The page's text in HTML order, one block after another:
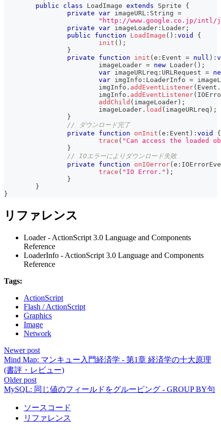
public
class LoadImage extends Sprite
{
private var imageURL : String =
"http://www.google.co.jp/intl/
private var imageLoader : Loader ;
public
function LoadImage ( ) : void
{
init ( ) ;
}
private
function init ( e : Event = null ) :
			imageLoader
= new Loader( ) ;
var imageURLreq : URLRequest =
var imgInfo : LoaderInfo =
			imgInfo
. addEventListener( Event .
			imgInfo
. addEventListener(
addChild ( imageLoader ) ;
			imageLoader
. load ( imageURLreq ) ;
}
// ダウンロード完了
private
function onInit ( e : Event ) : void
{
trace ( "Can access the loaded
}
// IOエラーによりダウンロード失敗
private
function onIOerror( e :
trace ( "IO Error." ) ;
}
}
}
リファレンス
Loader - ActionScript 3.0 Language and Components
Reference
LoaderInfo - ActionScript 3.0 Language and Components
Reference
Tags:
ActionScript
Flash / ActionScript
Graphics
Image
Network
Newer post
Mind Map: マンキュー入門経済学 - 第1章 経済学の十大原理
(書評・レビュー)
Older post
MySQL: 同じ値のフィールドをグルーピング - GROUP BY句
ソースコード
リファレンス